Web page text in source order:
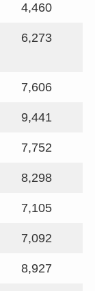
4,460
6,273
7,606
9,441
7,752
8,298
7,105
7,092
8,927